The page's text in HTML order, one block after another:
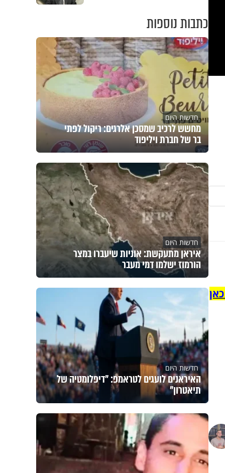
כתבות נוספות
חדשות היום
מחשש לרכיב שמסכן אלרגים: ריקול לפתי
בר של חברת ויליפוד
חדשות היום
איראן מתעקשת: אוניות שיעברו במצר
הורמוז ישלמו דמי מעבר
חדשות היום
האיראנים לועגים לטראמפ: "דיפלומטיה של
תיאטרון"